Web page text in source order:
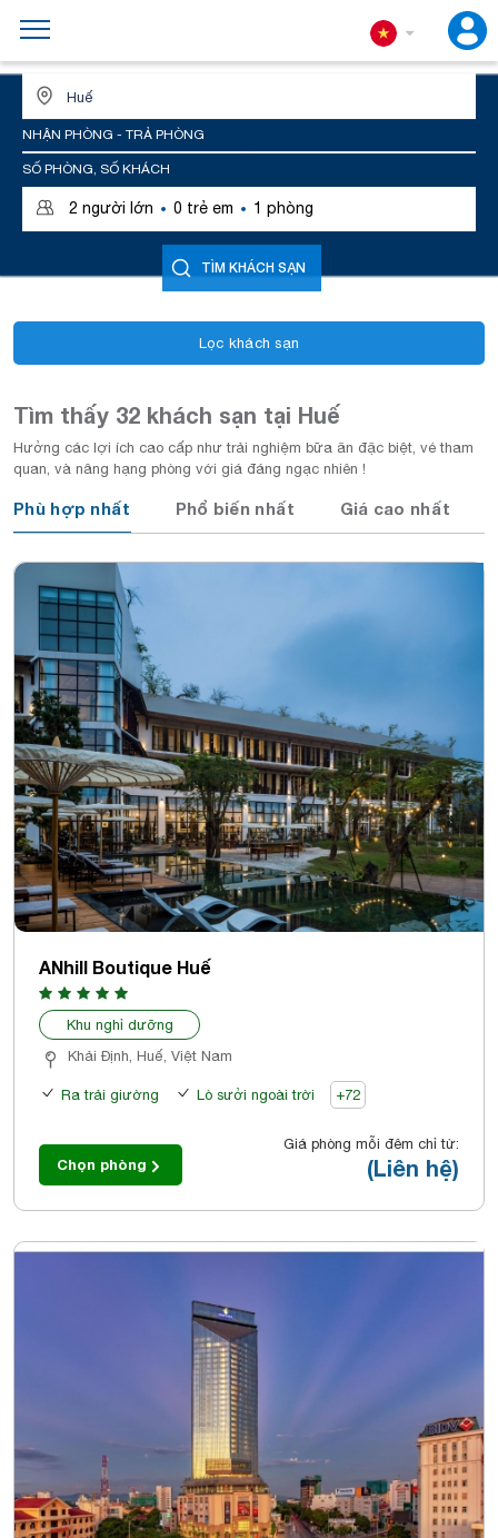
NHẬN PHÒNG - TRẢ PHÒNG
SỐ PHÒNG, SỐ KHÁCH
2 người lớn · 0 trẻ em · 1 phòng
TÌM KHÁCH SẠN
Lọc khách sạn
Tìm thấy 32 khách sạn tại Huế
Hưởng các lợi ích cao cấp như trải nghiệm bữa ăn đặc biệt, vé tham
quan, và nâng hạng phòng với giá đáng ngạc nhiên !
Phù hợp nhất Phổ biến nhất Giá cao nhất
ANhill Boutique Huế
Khu nghỉ dưỡng
Khải Định, Huế, Việt Nam
Ra trải giường Lò sưởi ngoài trời +72
Giá phòng mỗi đêm chỉ từ:
(Liên hệ)
Chọn phòng